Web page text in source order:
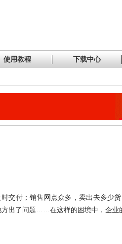
使用教程 下载中心
付；销售网点众多，卖出去多少
出了问题
在这样的困境中，企业